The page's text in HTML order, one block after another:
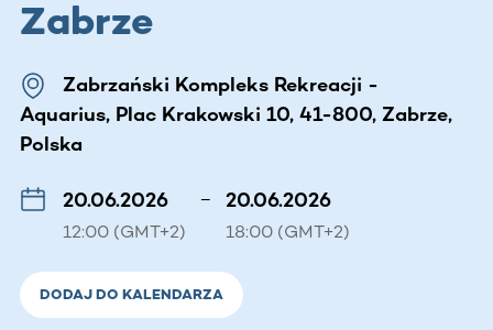
Zabrze
Zabrzański Kompleks Rekreacji -
Aquarius, Plac Krakowski 10, 41-800, Zabrze,
Polska
20.06.2026
12:00 (GMT+2)
– 20.06.2026
18:00 (GMT+2)
DODAJ DO KALENDARZA